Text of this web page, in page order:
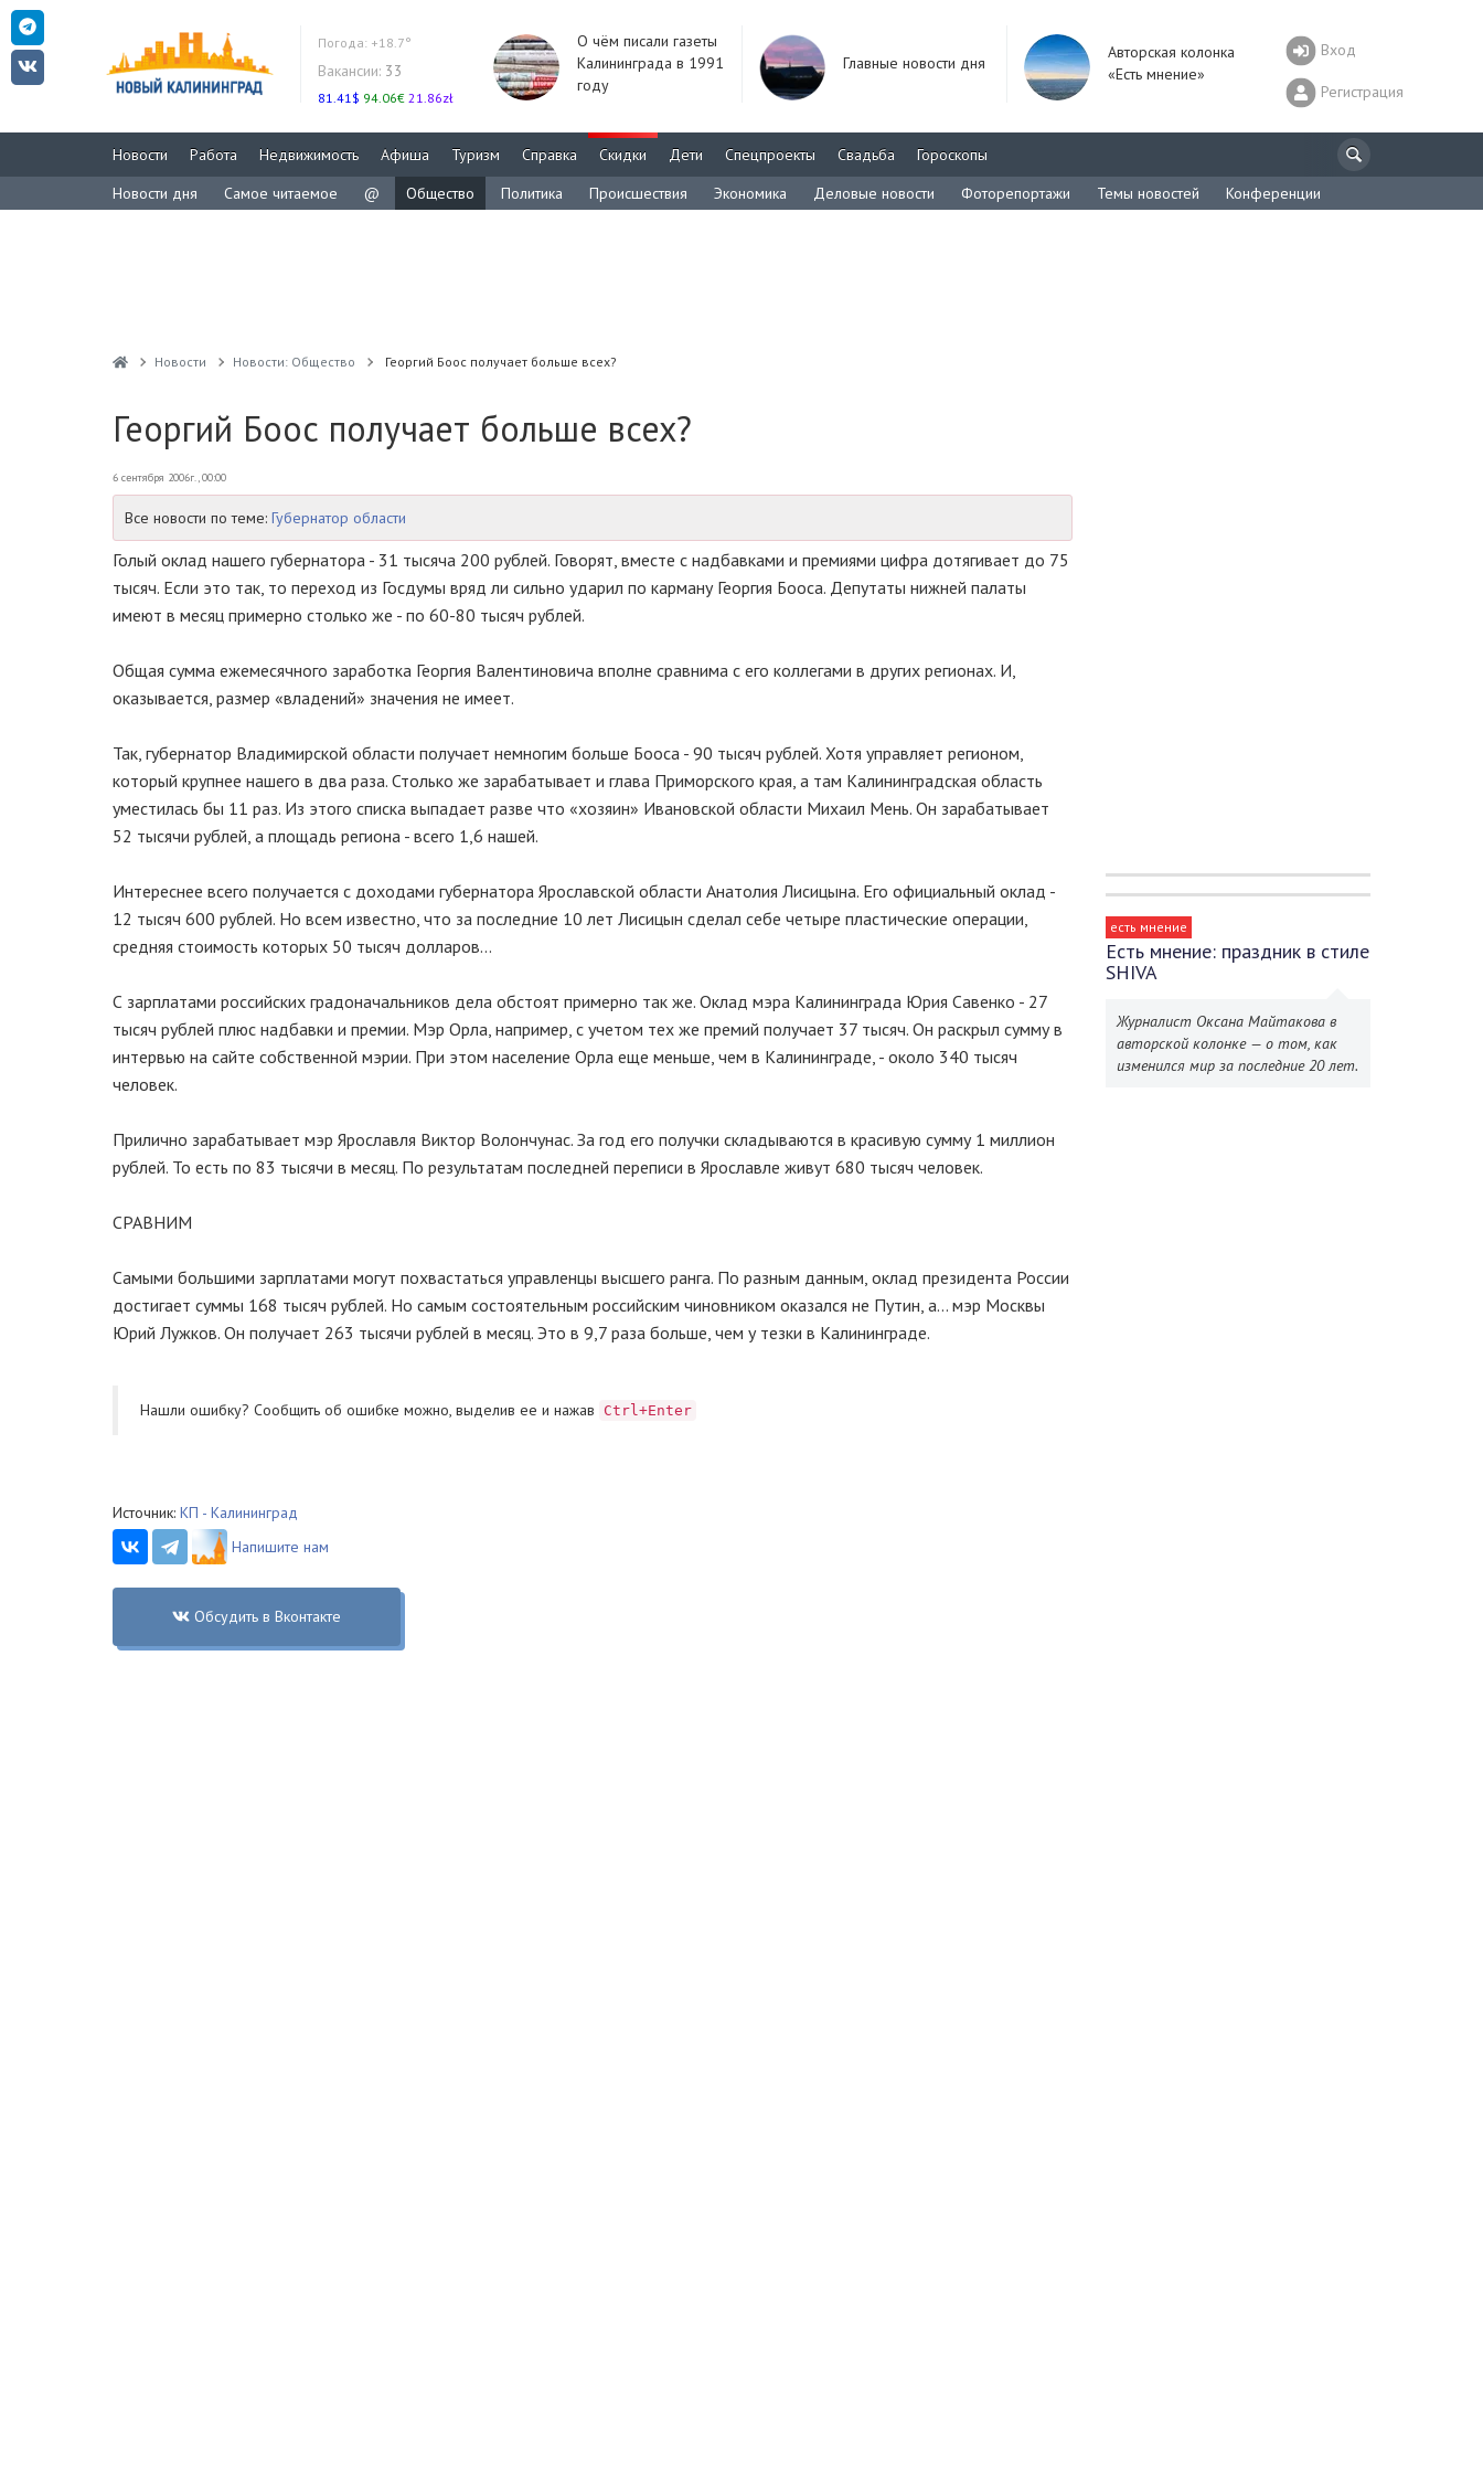
Погода: +18.7°
Вакансии: 33
81.41$ 94.06€ 21.86zł
О чём писали газеты
Калининграда в 1991
году
Главные новости дня
Авторская колонка
«Есть мнение»
Вход
Регистрация
Новости Работа Недвижимость Афиша Туризм Справка Скидки Дети Спецпроекты Свадьба
Гороскопы
Новости дня
Самое читаемое @ Общество Политика Происшествия Экономика Деловые новости Фоторепортажи Темы новостей Конференции
Новости Новости: Общество Георгий Боос получает больше всех?
Георгий Боос получает больше всех?
6 сентября 2006г., 00:00
Все новости по теме: Губернатор области
Голый оклад нашего губернатора - 31 тысяча 200 рублей. Говорят, вместе с надбавками и премиями цифра дотягивает до 75
тысяч. Если это так, то переход из Госдумы вряд ли сильно ударил по карману Георгия Бооса. Депутаты нижней палаты
имеют в месяц примерно столько же - по 60-80 тысяч рублей.
Общая сумма ежемесячного заработка Георгия Валентиновича вполне сравнима с его коллегами в других регионах. И,
оказывается, размер «владений» значения не имеет.
Так, губернатор Владимирской области получает немногим больше Бооса - 90 тысяч рублей. Хотя управляет регионом,
который крупнее нашего в два раза. Столько же зарабатывает и глава Приморского края, а там Калининградская область
уместилась бы 11 раз. Из этого списка выпадает разве что «хозяин» Ивановской области Михаил Мень. Он зарабатывает
52 тысячи рублей, а площадь региона - всего 1,6 нашей.
Интереснее всего получается с доходами губернатора Ярославской области Анатолия Лисицына. Его официальный оклад -
12 тысяч 600 рублей. Но всем известно, что за последние 10 лет Лисицын сделал себе четыре пластические операции,
средняя стоимость которых 50 тысяч долларов...
С зарплатами российских градоначальников дела обстоят примерно так же. Оклад мэра Калининграда Юрия Савенко - 27
тысяч рублей плюс надбавки и премии. Мэр Орла, например, с учетом тех же премий получает 37 тысяч. Он раскрыл сумму в
интервью на сайте собственной мэрии. При этом население Орла еще меньше, чем в Калининграде, - около 340 тысяч
человек.
Прилично зарабатывает мэр Ярославля Виктор Волончунас. За год его получки складываются в красивую сумму 1 миллион
рублей. То есть по 83 тысячи в месяц. По результатам последней переписи в Ярославле живут 680 тысяч человек.
СРАВНИМ
Самыми большими зарплатами могут похвастаться управленцы высшего ранга. По разным данным, оклад президента России
достигает суммы 168 тысяч рублей. Но самым состоятельным российским чиновником оказался не Путин, а... мэр Москвы
Юрий Лужков. Он получает 263 тысячи рублей в месяц. Это в 9,7 раза больше, чем у тезки в Калининграде.
Нашли ошибку? Cообщить об ошибке можно, выделив ее и нажав Ctrl+Enter
Источник: КП - Калининград
Напишите нам
Обсудить в Вконтакте
есть мнение
Есть мнение: праздник в стиле
SHIVA
Журналист Оксана Майтакова в
авторской колонке — о том, как
изменился мир за последние 20 лет.